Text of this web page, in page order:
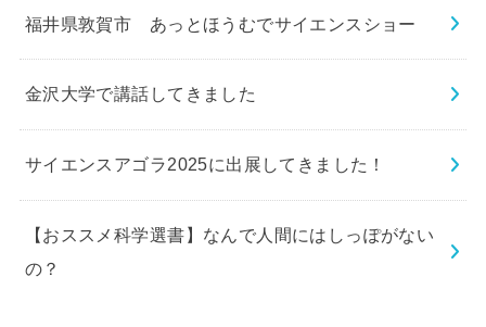
福井県敦賀市 あっとほうむでサイエンスショー
金沢大学で講話してきました
サイエンスアゴラ2025に出展してきました！
【おススメ科学選書】なんで人間にはしっぽがない
の？